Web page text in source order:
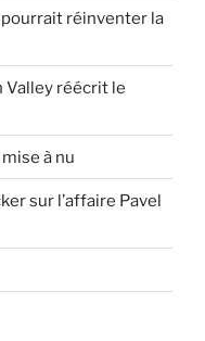
pourrait réinventer la
Valley réécrit le
à nu
sur l’affaire Pavel